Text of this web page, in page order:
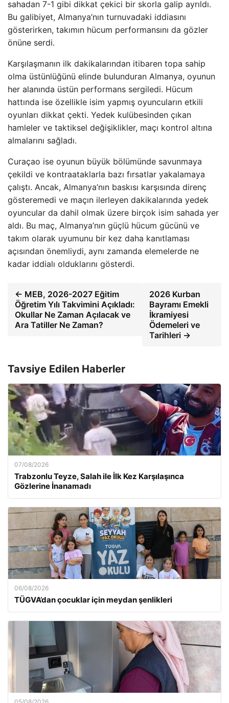
sahadan 7-1 gibi dikkat çekici bir skorla galip ayrıldı.
Bu galibiyet, Almanya’nın turnuvadaki iddiasını
gösterirken, takımın hücum performansını da gözler
önüne serdi.
Karşılaşmanın ilk dakikalarından itibaren topa sahip
olma üstünlüğünü elinde bulunduran Almanya, oyunun
her alanında üstün performans sergiledi. Hücum
hattında ise özellikle isim yapmış oyuncuların etkili
oyunları dikkat çekti. Yedek kulübesinden çıkan
hamleler ve taktiksel değişiklikler, maçı kontrol altına
almalarını sağladı.
Curaçao ise oyunun büyük bölümünde savunmaya
çekildi ve kontraataklarla bazı fırsatlar yakalamaya
çalıştı. Ancak, Almanya’nın baskısı karşısında direnç
gösteremedi ve maçın ilerleyen dakikalarında yedek
oyuncular da dahil olmak üzere birçok isim sahada yer
aldı. Bu maç, Almanya’nın güçlü hücum gücünü ve
takım olarak uyumunu bir kez daha kanıtlaması
açısından önemliydi, aynı zamanda elemelerde ne
kadar iddialı olduklarını gösterdi.
← MEB, 2026-2027 Eğitim
Öğretim Yılı Takvimini Açıkladı:
Okullar Ne Zaman Açılacak ve
Ara Tatiller Ne Zaman?
2026 Kurban
Bayramı Emekli
İkramiyesi
Ödemeleri ve
Tarihleri →
Tavsiye Edilen Haberler
07/08/2026
Trabzonlu Teyze, Salah ile İlk Kez Karşılaşınca
Gözlerine İnanamadı
06/08/2026
TÜGVA’dan çocuklar için meydan şenlikleri